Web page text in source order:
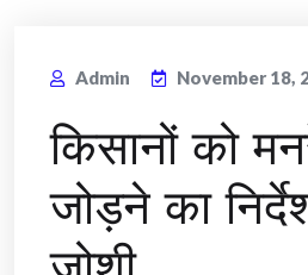
Admin November 18,
किसानों को
जोड़ने का